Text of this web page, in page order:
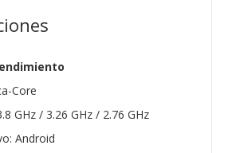
Core
GHz / 3.26 GHz / 2.76 GHz
Android